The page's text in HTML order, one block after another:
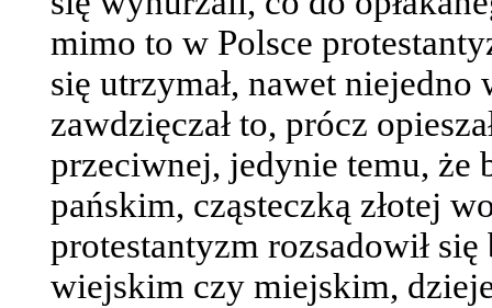
mimo to w Polsce
się utrzymał, nawet niejedno
zawdzięczał to, prócz
przeciwnej, jedynie temu, że
pańskim, cząsteczką złotej
protestantyzm rozsadowił
wiejskim czy miejskim,